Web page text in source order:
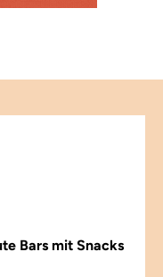
Bars mit Snacks